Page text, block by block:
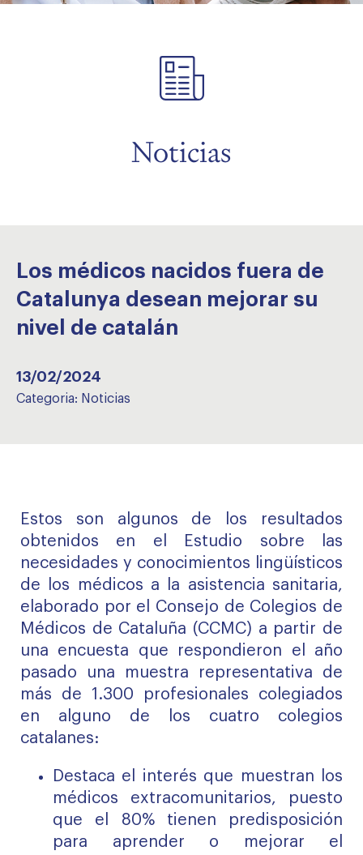
Noticias
Los médicos nacidos fuera de
Catalunya desean mejorar su
nivel de catalán
13/02/2024
Categoria: Noticias
Estos son algunos de los resultados
obtenidos en el Estudio sobre las
necesidades y conocimientos lingüísticos
de los médicos a la asistencia sanitaria,
elaborado por el Consejo de Colegios de
Médicos de Cataluña (CCMC) a partir de
una encuesta que respondieron el año
pasado una muestra representativa de
más de 1.300 profesionales colegiados
en alguno de los cuatro colegios
catalanes:
Destaca el interés que muestran los
médicos extracomunitarios, puesto
que el 80% tienen predisposición
para aprender o mejorar el